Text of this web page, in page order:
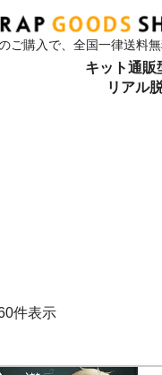
ご購入で、全国一律送料無
キット通販
リアル
件表示